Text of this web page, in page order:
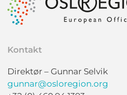
Kontakt
Direktør – Gunnar Selvik
gunnar@osloregion.org